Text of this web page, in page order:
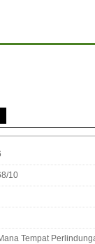
10
Tempat